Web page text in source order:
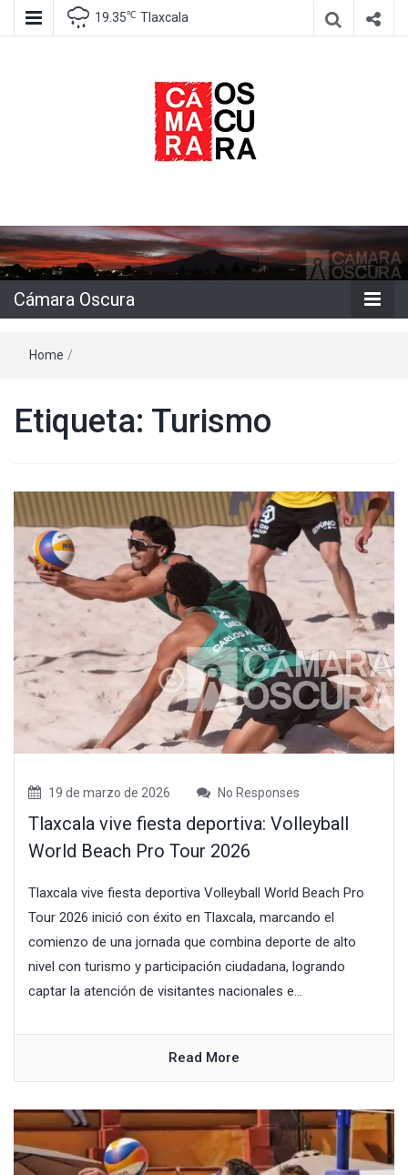
19.35℃ Tlaxcala
Cámara
Oscura
Cámara Oscura
Home /
Etiqueta: Turismo
19 de marzo de 2026 No Responses
Tlaxcala vive fiesta deportiva: Volleyball
World Beach Pro Tour 2026
Tlaxcala vive fiesta deportiva Volleyball World Beach Pro
Tour 2026 inició con éxito en Tlaxcala, marcando el
comienzo de una jornada que combina deporte de alto
nivel con turismo y participación ciudadana, logrando
captar la atención de visitantes nacionales e...
Read More